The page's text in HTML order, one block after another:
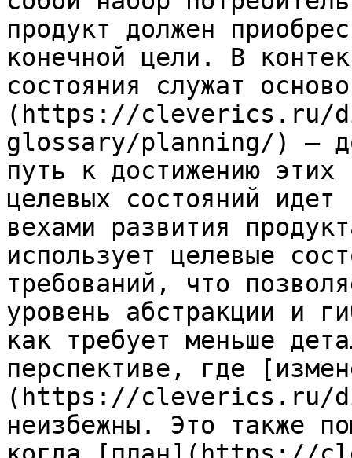
продукт должен
конечной цели. В
состояния служат
(https://cleverics.ru/
glossary/planning/) —
путь к достижению этих
целевых состояний
вехами развития
использует целевые
требований, что
уровень абстракции и
как требует меньше
перспективе, где
(https://cleverics.ru/
неизбежны. Это также